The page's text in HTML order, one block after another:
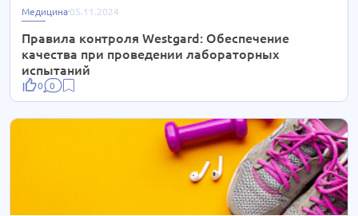
Медицина05.11.2024
Правила контроля Westgard: Обеспечение
качества при проведении лабораторных
испытаний
0 0